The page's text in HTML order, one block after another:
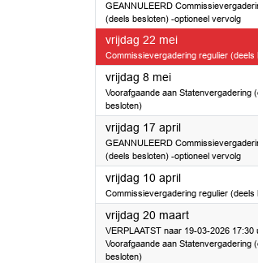
GEANNULEERD
(deels besloten) -optioneel vervolg
vrijdag 22 mei2026
Commissievergadering regulier (deels
vrijdag 8 mei2026
Voorafgaande aan Statenvergadering
besloten)
vrijdag 17 april2026
GEANNULEERD
(deels besloten) -optioneel vervolg
vrijdag 10 april2026
Commissievergadering regulier (deels
vrijdag 20 maart2026
VERPLAATST naar 19-03-2026 17:30
Voorafgaande aan Statenvergadering
besloten)